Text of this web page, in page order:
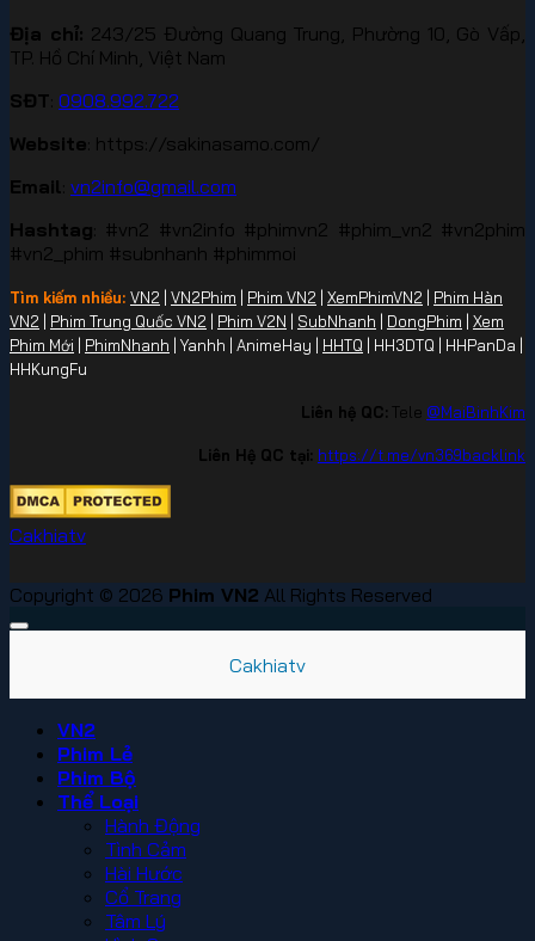
Địa chỉ: 243/25 Đường Quang Trung, Phường 10, Gò Vấp,
TP. Hồ Chí Minh, Việt Nam
SĐT 0908.992.722
Website : https://sakinasamo.com/
Email vn2info@gmail.com
Hashtag : #vn2 #vn2info #phimvn2 #phim_vn2 #vn2phim
#vn2_phim #subnhanh #phimmoi
Tìm kiếm nhiều: VN2 | VN2Phim | Phim VN2 | XemPhimVN2 | Phim Hàn
VN2 | Phim Trung Quốc VN2 | Phim V2N | SubNhanh | DongPhim | Xem
Phim Mới | PhimNhanh | Yanhh | AnimeHay | HHTQ | HH3DTQ | HHPanDa |
HHKungFu
Liên hệ QC: Tele @MaiBinhKim
Liên Hệ QC tại: https://t.me/vn369backlink
Cakhiatv
Copyright © 2026 Phim VN2 All Rights Reserved
Cakhiatv
VN2
Phim Lẻ
Phim Bộ
Thể Loại
Hành Động
Tình Cảm
Hài Hước
Cổ Trang
Tâm Lý